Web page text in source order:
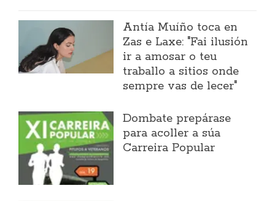
Antía Muíño toca en
Zas e Laxe: "Fai ilusión
ir a amosar o teu
traballo a sitios onde
sempre vas de lecer"
Dombate prepárase
para acoller a súa
Carreira Popular